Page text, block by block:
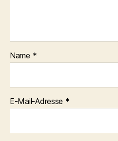
Name *
E-Mail-Adresse *